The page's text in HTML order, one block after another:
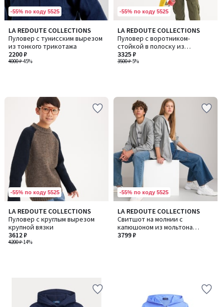
-55% по коду 5525
LA REDOUTE COLLECTIONS
Пуловер с тунисским вырезом
из тонкого трикотажа
4000 ₽-45%
2200 ₽
-55% по коду 5525
LA REDOUTE COLLECTIONS
Пуловер с воротником-
стойкой в полоску из
трикотажа крупной вязки
3500 ₽-5%
3325 ₽
-55% по коду 5525
LA REDOUTE COLLECTIONS
Пуловер с круглым вырезом
крупной вязки
4200 ₽-14%
3612 ₽
-55% по коду 5525
LA REDOUTE COLLECTIONS
Свитшот на молнии с
капюшоном из мольтона
унисекс
3799 ₽